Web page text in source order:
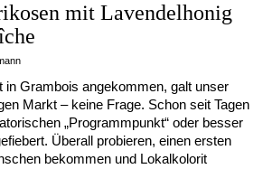
mit Lavendelhonig
in Grambois angekommen, galt unser
Markt – keine Frage. Schon seit Tagen
„Programmpunkt“ oder besser
Überall probieren, einen ersten
bekommen und Lokalkolorit